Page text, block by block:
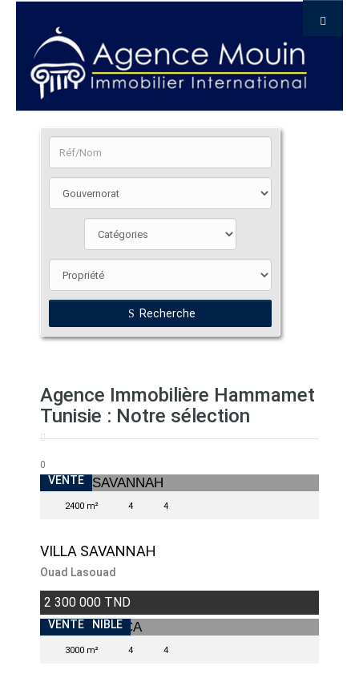
Recherche
Agence Immobilière Hammamet
Tunisie : Notre sélection
0
VENTE
2400 m² 4 4
VILLA SAVANNAH
Ouad Lasouad
2 300 000 TND
INDISPONIBLE
BIENS EXCEPTIONNELS
VENTE
3000 m² 4 4